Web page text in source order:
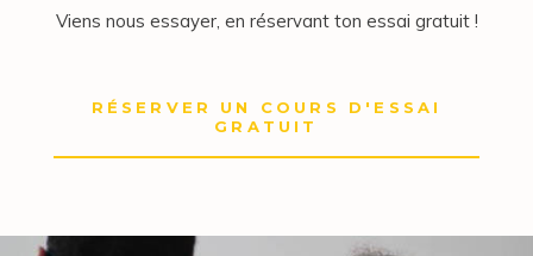
Viens nous essayer, en réservant ton essai gratuit !
RÉSERVER UN COURS D'ESSAI
GRATUIT